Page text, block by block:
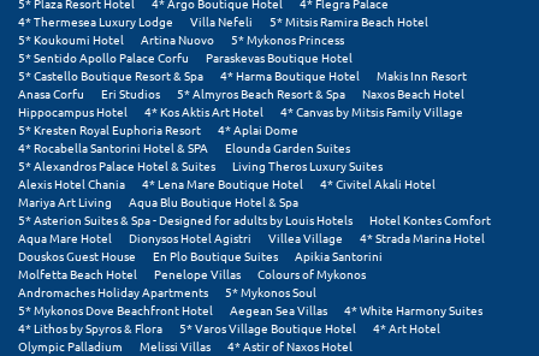
Σαλαμίνα
Σαμοθράκη
Σάμος
Σαντορίνη
Σέριφος
Σέρρες
Σιθωνία
Σίκινος
4* Thermesea Luxury Lodge
Villa Nefeli
5* Mitsis Ramira Beach Hotel
5* Koukoumi Hotel
Artina Nuovo
5* Mykonos Princess
5* Sentido Apollo Palace Corfu
Paraskevas Boutique Hotel
5* Castello Boutique Resort & Spa
4* Harma Boutique Hotel
Makis Inn Resort
Anasa Corfu
Eri Studios 5* Almyros Beach Resort & Spa
Naxos Beach Hotel
Hippocampus Hotel
4* Kos Aktis Art Hotel
4* Canvas by Mitsis Family Village
5* Kresten Royal Euphoria Resort
4* Aplai Dome
4* Rocabella Santorini Hotel & SPA
Elounda Garden Suites
5* Alexandros Palace Hotel & Suites
Living Theros Luxury Suites
Alexis Hotel Chania
4* Lena Mare Boutique Hotel
4* Civitel Akali Hotel
Mariya Art Living
Aqua Blu Boutique Hotel & Spa
5* Asterion Suites & Spa - Designed for adults by Louis Hotels
Hotel Kontes Comfort
Aqua Mare Hotel
Dionysos Hotel Agistri Villea Village
4* Strada Marina Hotel
Douskos Guest House
En Plo Boutique Suites
Apikia Santorini
Molfetta Beach Hotel
Penelope Villas
Colours of Mykonos
Andromaches Holiday Apartments
5* Mykonos Soul
5* Mykonos Dove Beachfront Hotel
Aegean Sea Villas
4* White Harmony Suites
4* Lithos by Spyros & Flora
5* Varos Village Boutique Hotel
4* Art Hotel
Olympic Palladium
Melissi Villas
4* Astir of Naxos Hotel